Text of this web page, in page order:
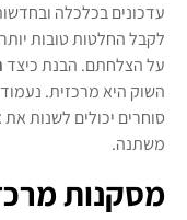
עדכונים בכלכלה
לקבל החלטות טובות
על הצלחתם. הבנת כיצד
השוק היא מרכזית.
סוחרים יכולים לשנות
משתנה.
מסקנות